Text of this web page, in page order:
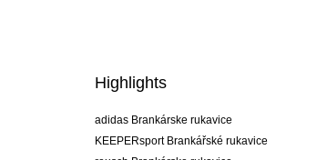
Highlights
adidas Brankárske rukavice
KEEPERsport Brankářské rukavice